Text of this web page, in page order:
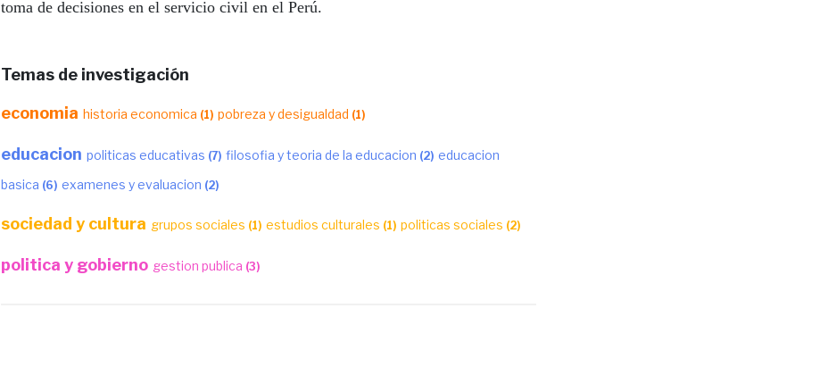
toma de decisiones en el servicio civil en el Perú.
Temas de investigación
economia historia economica (1) pobreza y desigualdad (1)
educacion politicas educativas (7) filosofia y teoria de la educacion (2) educacion
basica (6) examenes y evaluacion (2)
sociedad y cultura grupos sociales (1) estudios culturales (1) politicas sociales (2)
politica y gobierno gestion publica (3)